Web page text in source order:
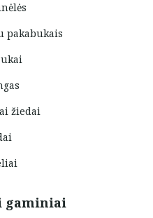
pakabukais
žiedai
gaminiai